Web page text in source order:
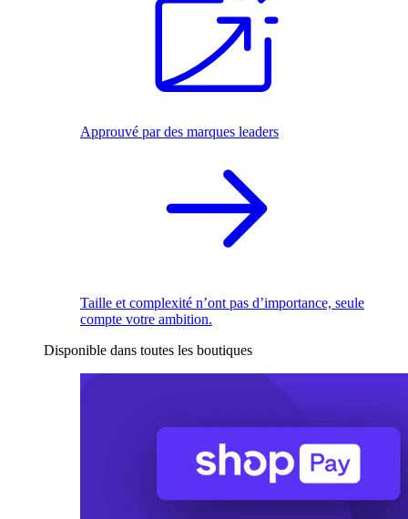
Approuvé par des marques leaders
Taille et complexité n’ont pas d’importance, seule
compte votre ambition.
Disponible dans toutes les boutiques